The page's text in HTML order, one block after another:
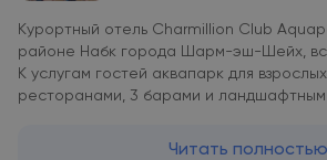
Курортный отель Charmillion Club
районе Набк города Шарм-эш-Шейх,
К услугам гостей аквапарк для
ресторанами, 3 барами и
Charmillion Club Aquapark имеется
Читать полностью